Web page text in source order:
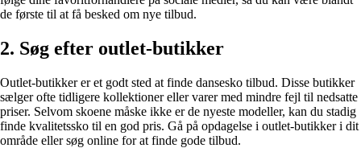
de første til at få besked om nye tilbud.
2. Søg efter outlet-butikker
Outlet-butikker er et godt sted at finde dansesko tilbud. Disse butikker
sælger ofte tidligere kollektioner eller varer med mindre fejl til nedsatte
priser. Selvom skoene måske ikke er de nyeste modeller, kan du stadig
finde kvalitetssko til en god pris. Gå på opdagelse i outlet-butikker i dit
område eller søg online for at finde gode tilbud.